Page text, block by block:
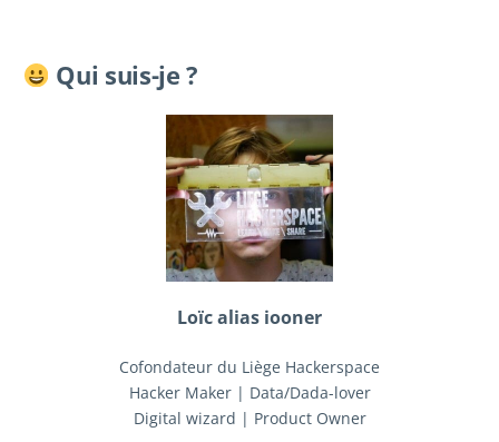
Qui suis-je ?
Loïc alias iooner
Cofondateur du Liège Hackerspace
Hacker Maker | Data/Dada-lover
Digital wizard | Product Owner